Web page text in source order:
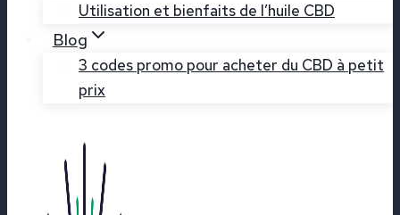
Utilisation et bienfaits de l’huile CBD
Blog
3 codes promo pour acheter du CBD à petit
prix